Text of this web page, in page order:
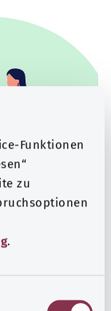
Funktionen
zu
.